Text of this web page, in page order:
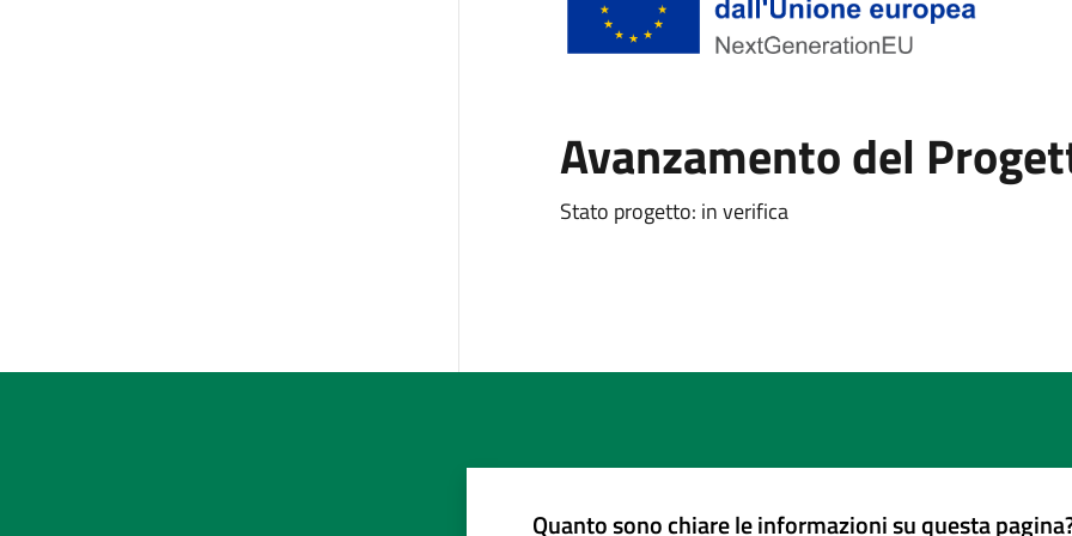
Avanzamento del
Stato progetto: in verifica
Quanto sono chiare le informazioni su questa